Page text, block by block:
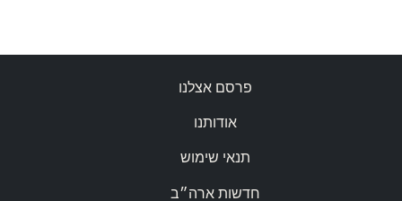
פרסם אצלנו
אודותנו
תנאי שימוש
חדשות ארה״ב